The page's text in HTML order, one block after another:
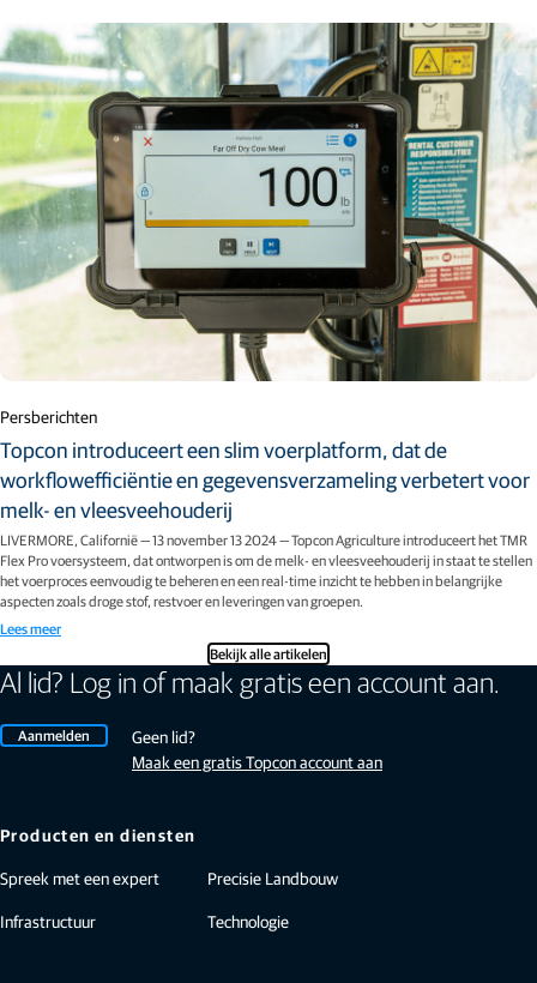
Persberichten
Topcon introduceert een slim voerplatform, dat de
workflowefficiëntie en gegevensverzameling verbetert voor
melk- en vleesveehouderij
LIVERMORE, Californië — 13 november 13 2024 — Topcon Agriculture introduceert het TMR
Flex Pro voersysteem, dat ontworpen is om de melk- en vleesveehouderij in staat te stellen
het voerproces eenvoudig te beheren en een real-time inzicht te hebben in belangrijke
aspecten zoals droge stof, restvoer en leveringen van groepen.
Lees meer
Bekijk alle artikelen
Al lid? Log in of maak gratis een account aan.
Aanmelden
Geen lid?
Maak een gratis Topcon account aan
Producten en diensten
Spreek met een expert
Infrastructuur
Precisie Landbouw
Technologie